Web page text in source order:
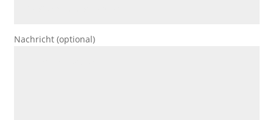
Nachricht (optional)